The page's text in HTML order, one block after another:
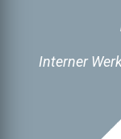
Interner